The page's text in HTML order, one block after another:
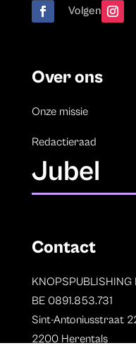
Volgen
Over ons
Onze missie
Redactieraad
Jubel
Contact
KNOPSPUBLISHING
BE 0891.853.731
Sint-Antoniusstraat
2200 Herentals